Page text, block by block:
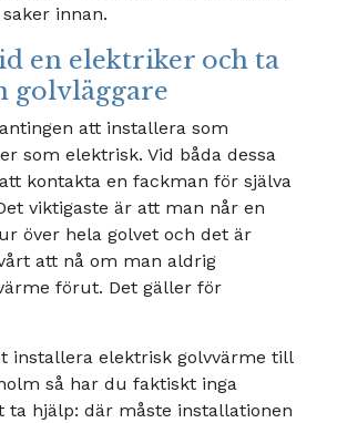
innan.
en elektriker och ta
golvläggare
att installera som
som elektrisk. Vid båda dessa
kontakta en fackman för själva
viktigaste är att man når en
över hela golvet och det är
att nå om man aldrig
förut. Det gäller för
installera elektrisk golvvärme till
så har du faktiskt inga
ta hjälp: där måste installationen